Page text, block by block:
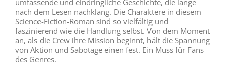
nach dem Lesen nachklang. Die Charaktere in diesem
Science-Fiction-Roman sind so vielfältig und
faszinierend wie die Handlung selbst. Von dem Moment
an, als die Crew ihre Mission beginnt, hält die Spannung
von Aktion und Sabotage einen fest. Ein Muss für Fans
des Genres.